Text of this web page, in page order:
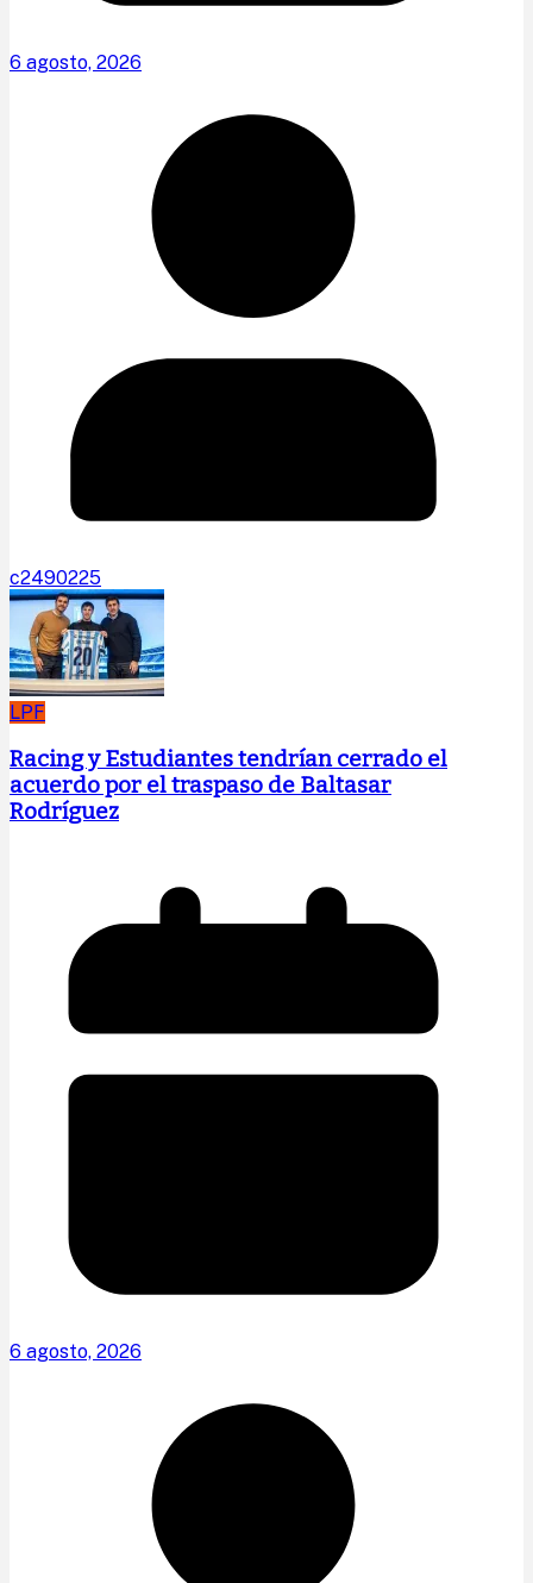
6 agosto, 2026
c2490225
LPF
Racing y Estudiantes tendrían cerrado el
acuerdo por el traspaso de Baltasar
Rodríguez
6 agosto, 2026